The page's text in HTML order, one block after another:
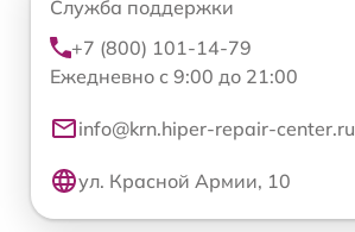
Служба поддержки
+7 (800) 101-14-79
Ежедневно с 9:00 до 21:00
info@krn.hiper-repair-center.ru
ул. Красной Армии, 10